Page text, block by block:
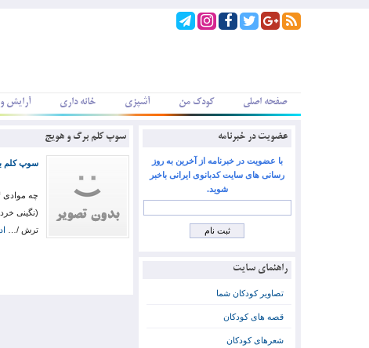
صفحه اصلی کودک من آشپزی خانه داری آرایش و
سوپ کلم برگ و هویج
سوپ کلم
ترش /…
عضویت در خبرنامه
با عضویت در خبرنامه از آخرین به روز
رسانی های سایت کدبانوی ایرانی باخبر
شوید.
راهنمای سایت
تصاویر کودکان شما
قصه های کودکان
شعرهای کودکان